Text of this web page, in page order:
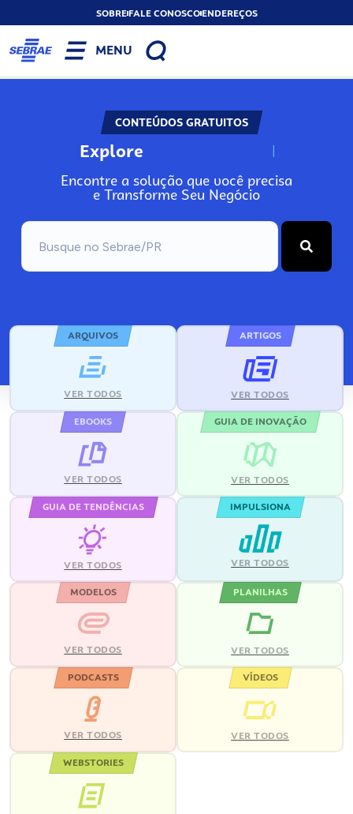
SOBREFALE CONOSCOENDEREÇOS
MENU
CONTEÚDOS GRATUITOS
Explore N
Encontre a solução que você precisa
e Transforme Seu Negócio
ARQUIVOS
VER TODOS
ARTIGOS
VER TODOS
EBOOKS
VER TODOS
GUIA DE INOVAÇÃO
VER TODOS
GUIA DE TENDÊNCIAS
VER TODOS
IMPULSIONA
VER TODOS
MODELOS
VER TODOS
PLANILHAS
VER TODOS
PODCASTS
VER TODOS
VÍDEOS
VER TODOS
WEBSTORIES